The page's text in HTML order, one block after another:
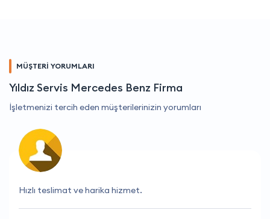
MÜŞTERİ YORUMLARI
Yıldız Servis Mercedes Benz Firma
İşletmenizi tercih eden müşterilerinizin yorumları
Fiyatları ve hizmetleri mükemmel, teşekkür ederim!